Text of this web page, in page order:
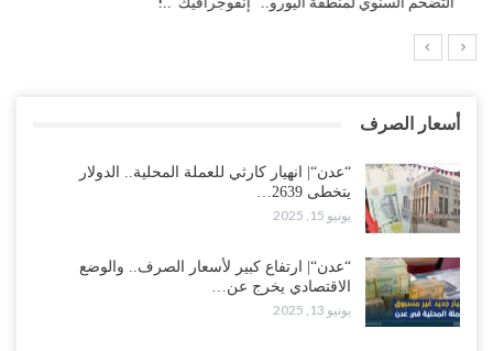
أسعار الصرف
“عدن“| انهيار كارثي للعملة المحلية.. الدولار
يتخطى 2639…
يونيو 15, 2025
“عدن“| ارتفاع كبير لأسعار الصرف.. والوضع
الاقتصادي يخرج عن…
يونيو 13, 2025